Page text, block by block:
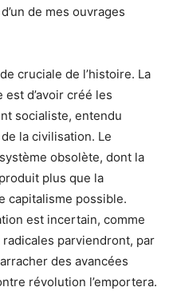
de mes ouvrages
cruciale de l’histoire. La
d’avoir créé les
socialiste, entendu
la civilisation. Le
obsolète, dont la
plus que la
capitalisme possible.
est incertain, comme
parviendront, par
des avancées
révolution l’emportera.